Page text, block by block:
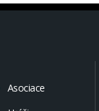
Asociace